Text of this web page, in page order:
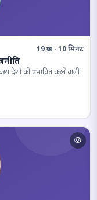
19 प्रश्न · 10 मिनट
देशों को प्रभावित करने वाली